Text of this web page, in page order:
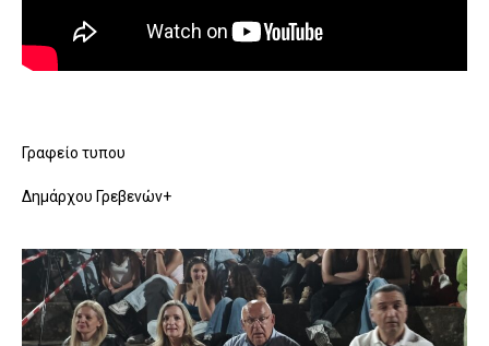
Γραφείο τυπου
Δημάρχου Γρεβενών+